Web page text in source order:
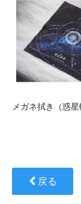
メガネ拭き（惑星
戻る